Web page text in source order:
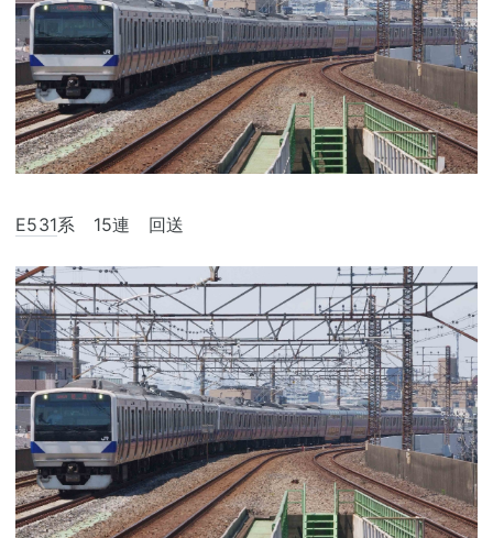
E531系 15連 回送